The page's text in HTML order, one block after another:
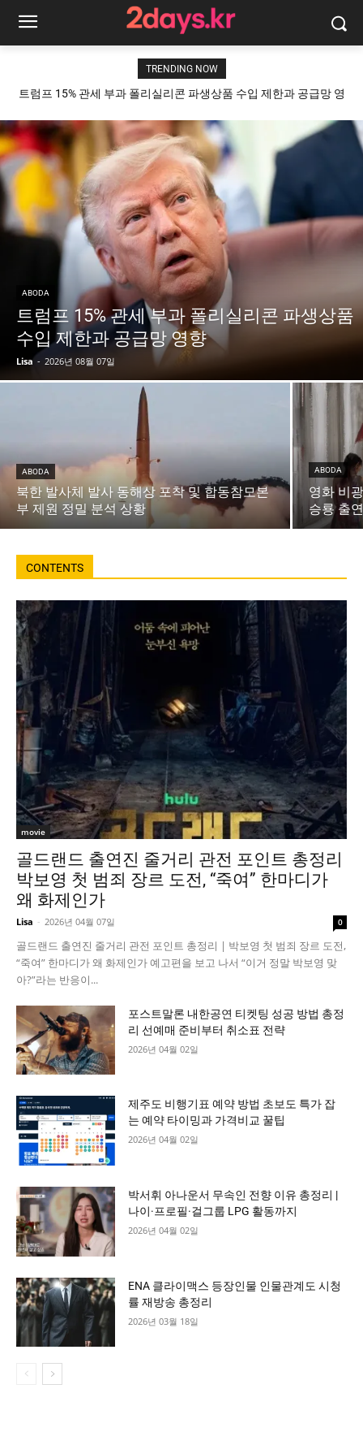
TRENDING NOW
트럼프 15% 관세 부과 폴리실리콘 파생상품 수입 제한과 공급망 영
ABODA
트럼프 15% 관세 부과 폴리실리콘 파생상품
수입 제한과 공급망 영향
Lisa - 2026년 08월 07일
ABODA
북한 발사체 발사 동해상 포착 및 합동참모본
부 제원 정밀 분석 상황
ABODA
영화 비
승룡 출
CONTENTS
movie
골드랜드 출연진 줄거리 관전 포인트 총정리
박보영 첫 범죄 장르 도전, “죽여” 한마디가
왜 화제인가
Lisa - 2026년 04월 07일 0
골드랜드 출연진 줄거리 관전 포인트 총정리 | 박보영 첫 범죄 장르 도전,
“죽여” 한마디가 왜 화제인가 예고편을 보고 나서 “이거 정말 박보영 맞
아?”라는 반응이...
포스트말론 내한공연 티켓팅 성공 방법 총정
리 선예매 준비부터 취소표 전략
2026년 04월 02일
제주도 비행기표 예약 방법 초보도 특가 잡
는 예약 타이밍과 가격비교 꿀팁
2026년 04월 02일
박서휘 아나운서 무속인 전향 이유 총정리 |
나이·프로필·걸그룹 LPG 활동까지
2026년 04월 02일
ENA 클라이맥스 등장인물 인물관계도 시청
률 재방송 총정리
2026년 03월 18일